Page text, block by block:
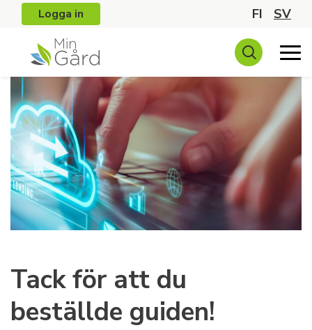
Logga in FI SV
Tack för att du
beställde guiden!